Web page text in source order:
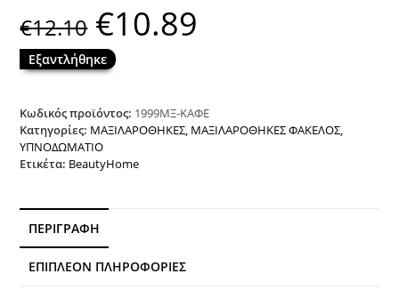
€12.10 Original
price
was:
€12.10.
€10.89
Εξαντλήθηκε
Κωδικός προϊόντος: 1999ΜΞ-ΚΑΦΕ
Κατηγορίες: ΜΑΞΙΛΑΡΟΘΗΚΕΣ, ΜΑΞΙΛΑΡΟΘΗΚΕΣ ΦΑΚΕΛΟΣ,
ΥΠΝΟΔΩΜΑΤΙΟ
Ετικέτα: BeautyHome
ΠΕΡΙΓΡΑΦΉ
ΕΠΙΠΛΈΟΝ ΠΛΗΡΟΦΟΡΊΕΣ